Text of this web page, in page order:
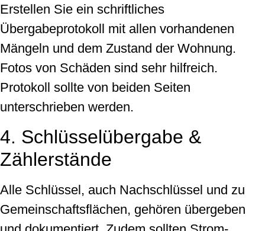
Erstellen Sie ein schriftliches
Übergabeprotokoll mit allen vorhandenen
Mängeln und dem Zustand der Wohnung.
Fotos von Schäden sind sehr hilfreich.
Protokoll sollte von beiden Seiten
unterschrieben werden.
4. Schlüsselübergabe &
Zählerstände
Alle Schlüssel, auch Nachschlüssel und zu
Gemeinschaftsflächen, gehören übergeben